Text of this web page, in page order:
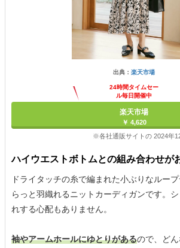
出典： 楽天市場
24時間タイムセー
ル毎日開催中
楽天市場
￥ 4,620
※各社通販サイトの 2024年
ハイウエストボトムとの組み合わせが
ドライタッチの糸で編まれた小ぶりなルー
らっと羽織れるニットカーディガンです。
れする心配もありません。
袖やアームホールにゆとりがあるので、ど